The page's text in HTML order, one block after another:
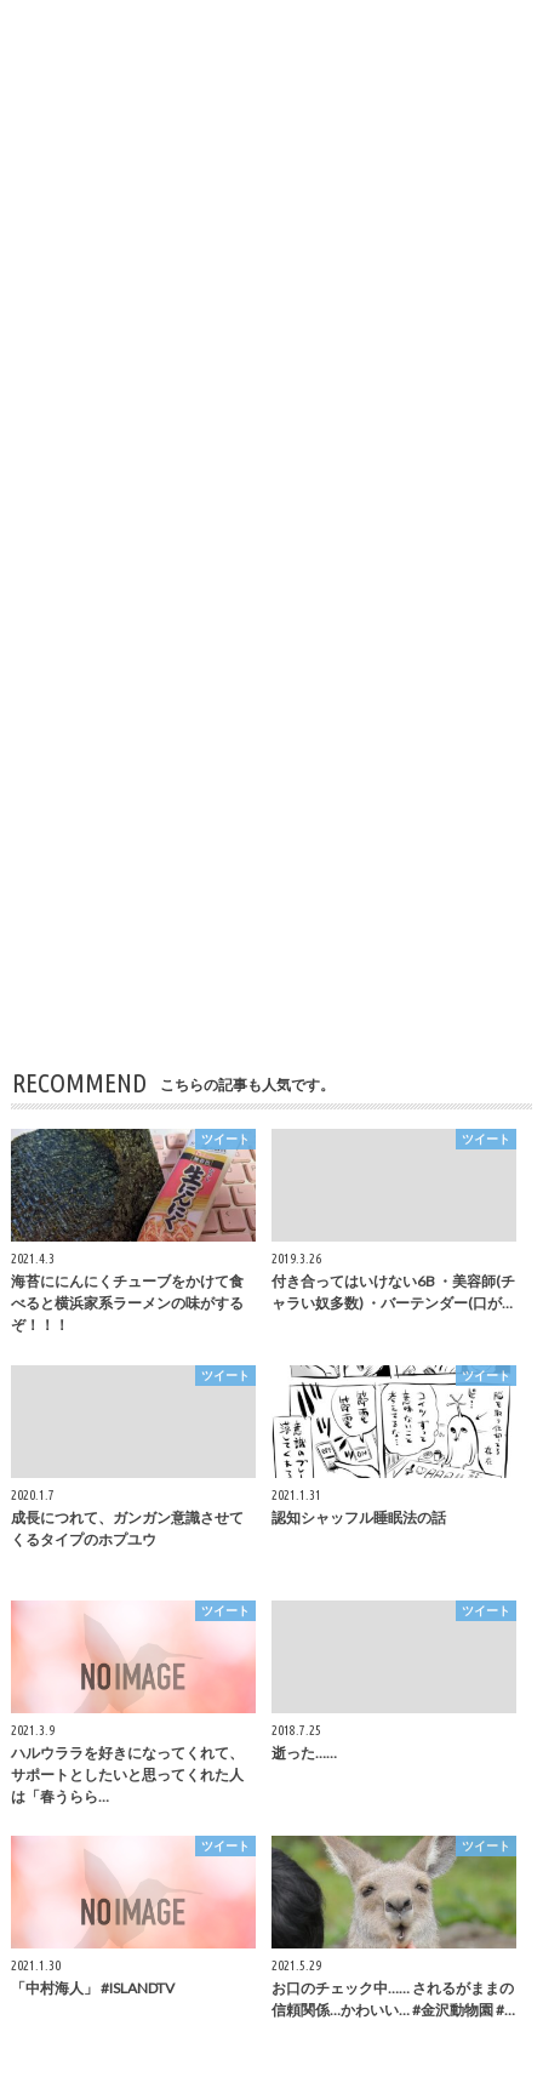
RECOMMEND こちらの記事も人気です。
ツイート
2021.4.3
海苔ににんにくチューブをかけて食
べると横浜家系ラーメンの味がする
ぞ！！！
ツイート
2019.3.26
付き合ってはいけない6B ・美容師(チ
ャラい奴多数) ・バーテンダー(口が…
ツイート
2020.1.7
成長につれて、ガンガン意識させて
くるタイプのホプユウ
ツイート
2021.1.31
認知シャッフル睡眠法の話
ツイート
2021.3.9
ハルウララを好きになってくれて、
サポートとしたいと思ってくれた人
は「春うらら…
ツイート
2018.7.25
逝った……
ツイート
2021.1.30
「中村海人」 #ISLANDTV
ツイート
2021.5.29
お口のチェック中…… されるがままの
信頼関係…かわいい… #金沢動物園 #…